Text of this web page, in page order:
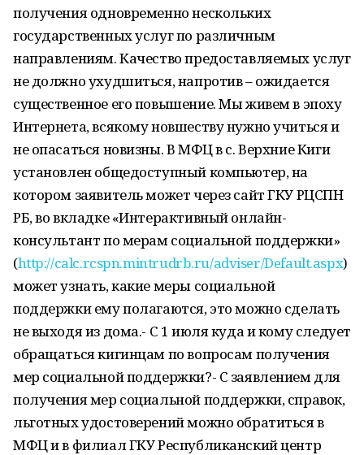
получения одновременно нескольких
государственных услуг по различным
направлениям. Качество предоставляемых услуг
не должно ухудшиться, напротив – ожидается
существенное его повышение. Мы живем в эпоху
Интернета, всякому новшеству нужно учиться и
не опасаться новизны. В МФЦ в с. Верхние Киги
установлен общедоступный компьютер, на
котором заявитель может через сайт ГКУ РЦСПН
РБ, во вкладке «Интерактивный онлайн-
консультант по мерам социальной поддержки»
(http://calc.rcspn.mintrudrb.ru/adviser/Default.aspx)
может узнать, какие меры социальной
поддержки ему полагаются, это можно сделать
не выходя из дома.- С 1 июля куда и кому следует
обращаться кигинцам по вопросам получения
мер социальной поддержки?- С заявлением для
получения мер социальной поддержки, справок,
льготных удостоверений можно обратиться в
МФЦ и в филиал ГКУ Республиканский центр